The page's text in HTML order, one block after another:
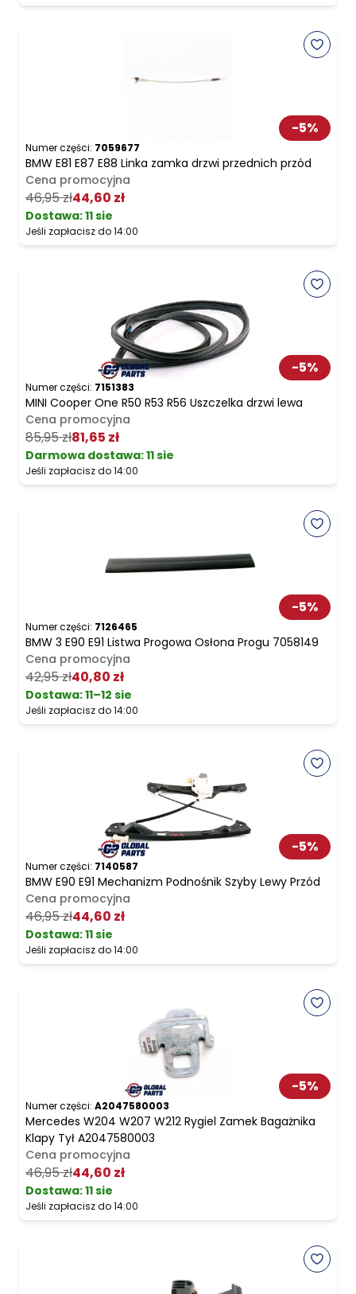
-5%
Numer części: 7059677
BMW E81 E87 E88 Linka zamka drzwi przednich przód
Cena promocyjna
46,95 zł44,60 zł
Dostawa:11 sie
Jeśli zapłacisz do 14:00
-5%
Numer części: 7151383
MINI Cooper One R50 R53 R56 Uszczelka drzwi lewa
Cena promocyjna
85,95 zł81,65 zł
Darmowa dostawa:11 sie
Jeśli zapłacisz do 14:00
-5%
Numer części: 7126465
BMW 3 E90 E91 Listwa Progowa Osłona Progu 7058149
Cena promocyjna
42,95 zł40,80 zł
Dostawa:11–12 sie
Jeśli zapłacisz do 14:00
-5%
Numer części: 7140587
BMW E90 E91 Mechanizm Podnośnik Szyby Lewy Przód
Cena promocyjna
46,95 zł44,60 zł
Dostawa:11 sie
Jeśli zapłacisz do 14:00
-5%
Numer części: A2047580003
Mercedes W204 W207 W212 Rygiel Zamek Bagażnika
Klapy Tył A2047580003
Cena promocyjna
46,95 zł44,60 zł
Dostawa:11 sie
Jeśli zapłacisz do 14:00